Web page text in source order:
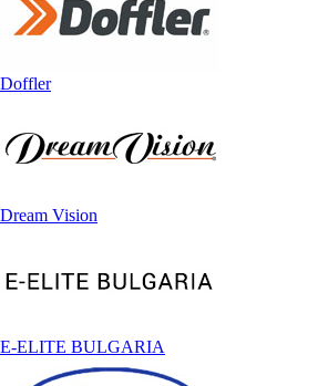
Doffler
Dream Vision
E-ELITE BULGARIA